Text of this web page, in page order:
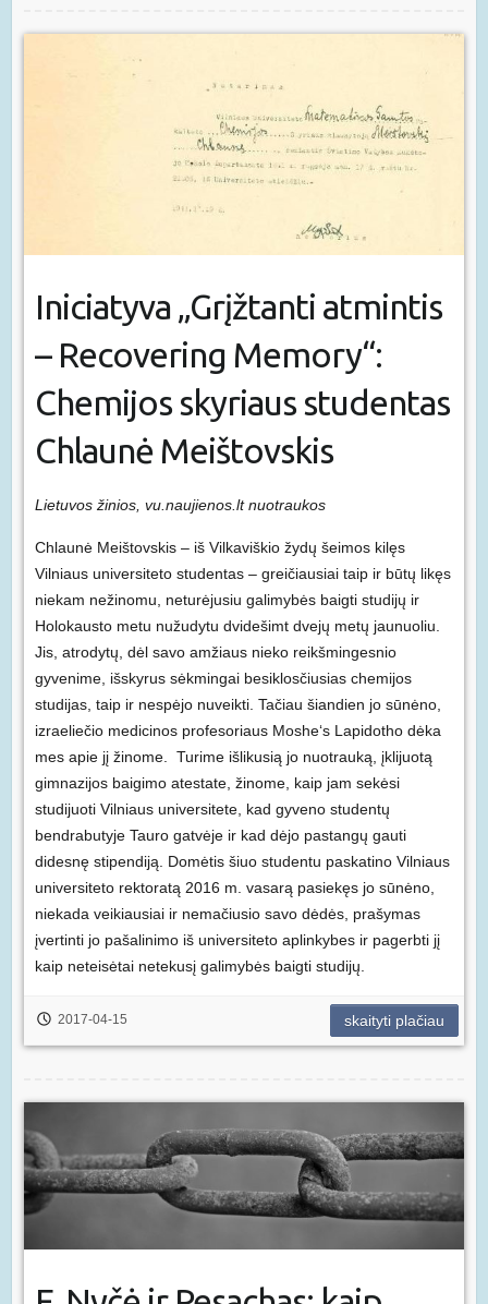
Iniciatyva „Grįžtanti atmintis
– Recovering Memory“:
Chemijos skyriaus studentas
Chlaunė Meištovskis
Lietuvos žinios, vu.naujienos.lt nuotraukos
Chlaunė Meištovskis – iš Vilkaviškio žydų šeimos kilęs
Vilniaus universiteto studentas – greičiausiai taip ir būtų likęs
niekam nežinomu, neturėjusiu galimybės baigti studijų ir
Holokausto metu nužudytu dvidešimt dvejų metų jaunuoliu.
Jis, atrodytų, dėl savo amžiaus nieko reikšmingesnio
gyvenime, išskyrus sėkmingai besiklosčiusias chemijos
studijas, taip ir nespėjo nuveikti. Tačiau šiandien jo sūnėno,
izraeliečio medicinos profesoriaus Moshe‘s Lapidotho dėka
mes apie jį žinome. Turime išlikusią jo nuotrauką, įklijuotą
gimnazijos baigimo atestate, žinome, kaip jam sekėsi
studijuoti Vilniaus universitete, kad gyveno studentų
bendrabutyje Tauro gatvėje ir kad dėjo pastangų gauti
didesnę stipendiją. Domėtis šiuo studentu paskatino Vilniaus
universiteto rektoratą 2016 m. vasarą pasiekęs jo sūnėno,
niekada veikiausiai ir nemačiusio savo dėdės, prašymas
įvertinti jo pašalinimo iš universiteto aplinkybes ir pagerbti jį
kaip neteisėtai netekusį galimybės baigti studijų.
2017-04-15 skaityti plačiau